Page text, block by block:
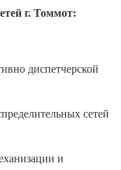
г. Томмот:
диспетчерской
сетей
и